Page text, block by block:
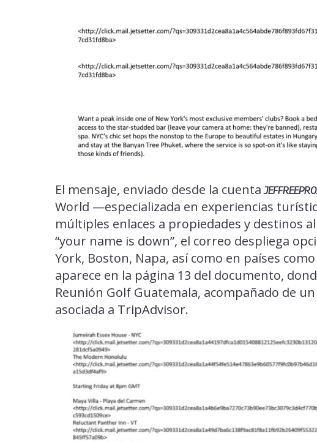
El mensaje, enviado desde la cuenta
World —especializada en experiencias
múltiples enlaces a propiedades y destinos
“your name is down”, el correo despliega
York, Boston, Napa, así como en países
aparece en la página 13 del documento,
Reunión Golf Guatemala, acompañado de
asociada a TripAdvisor.